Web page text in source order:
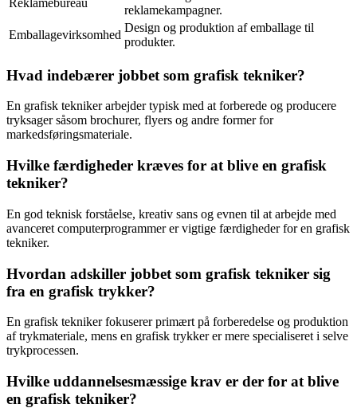
Reklamebureau
reklamekampagner.
Emballagevirksomhed
Design og produktion af emballage til
produkter.
Hvad indebærer jobbet som grafisk tekniker?
En grafisk tekniker arbejder typisk med at forberede og producere
tryksager såsom brochurer, flyers og andre former for
markedsføringsmateriale.
Hvilke færdigheder kræves for at blive en grafisk
tekniker?
En god teknisk forståelse, kreativ sans og evnen til at arbejde med
avanceret computerprogrammer er vigtige færdigheder for en grafisk
tekniker.
Hvordan adskiller jobbet som grafisk tekniker sig
fra en grafisk trykker?
En grafisk tekniker fokuserer primært på forberedelse og produktion
af trykmateriale, mens en grafisk trykker er mere specialiseret i selve
trykprocessen.
Hvilke uddannelsesmæssige krav er der for at blive
en grafisk tekniker?